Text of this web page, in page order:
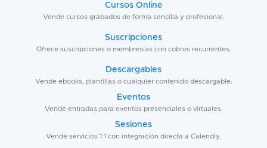
Cursos Online
Vende cursos grabados de forma sencilla y profesional.
Suscripciones
Ofrece suscripciones o membresías con cobros recurrentes.
Descargables
Vende ebooks, plantillas o cualquier contenido descargable.
Eventos
Vende entradas para eventos presenciales o virtuales.
Sesiones
Vende servicios 1:1 con integración directa a Calendly.